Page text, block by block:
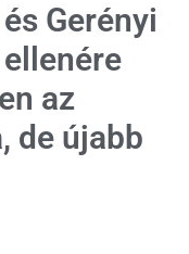
Gerényi
az
de újabb